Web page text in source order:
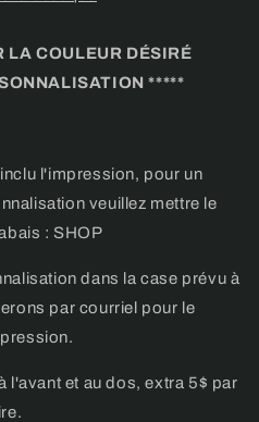
LA COULEUR DÉSIRÉ
*****
l'impression, pour un
veuillez mettre le
: SHOP
dans la case prévu à
par courriel pour le
l'avant et au dos, extra 5$ par